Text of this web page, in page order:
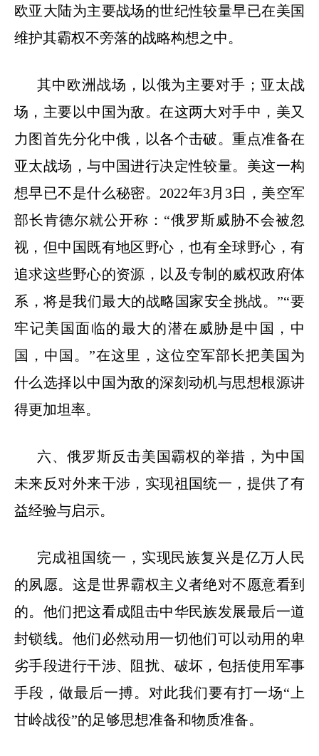
欧亚大陆为主要战场的世纪性较量早已在美国
维护其霸权不旁落的战略构想之中。
其中欧洲战场，以俄为主要对手；亚太战
场，主要以中国为敌。在这两大对手中，美又
力图首先分化中俄，以各个击破。重点准备在
亚太战场，与中国进行决定性较量。美这一构
想早已不是什么秘密。 2022年3月 3日，美空军
部长肯德尔就公开称：“俄罗斯威胁不会被忽
视，但中国既有地区野心，也有全球野心，有
追求这些野心的资源，以及专制的威权政府体
系，将是我们最大的战略国家安全挑战。”“要
牢记美国面临的最大的潜在威胁是中国，中
国，中国。”在这里，这位空军部长把美国为
什么选择以中国为敌的深刻动机与思想根源讲
得更加坦率。
六、俄罗斯反击美国霸权的举措，为中国
未来反对外来干涉，实现祖国统一，提供了有
益经验与启示。
完成祖国统一，实现民族复兴是亿万人民
的夙愿。这是世界霸权主义者绝对不愿意看到
的。他们把这看成阻击中华民族发展最后一道
封锁线。他们必然动用一切他们可以动用的卑
劣手段进行干涉、阻扰、破坏，包括使用军事
手段，做最后一搏。对此我们要有打一场“上
甘岭战役”的足够思想准备和物质准备。